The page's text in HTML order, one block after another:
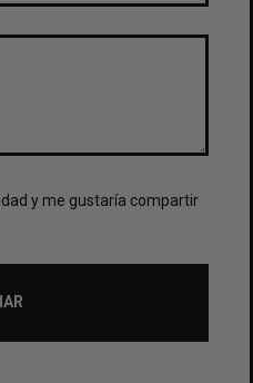
y me gustaría compartir